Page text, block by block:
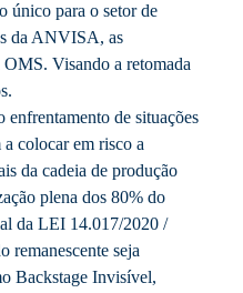
único para o setor de
da ANVISA, as
Visando a retomada
enfrentamento de situações
a colocar em risco a
da cadeia de produção
plena dos 80% do
da LEI 14.017/2020 /
seja
Backstage Invisível,